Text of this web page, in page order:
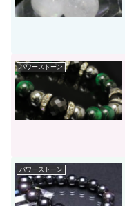
パワーストーン
パワーストーン